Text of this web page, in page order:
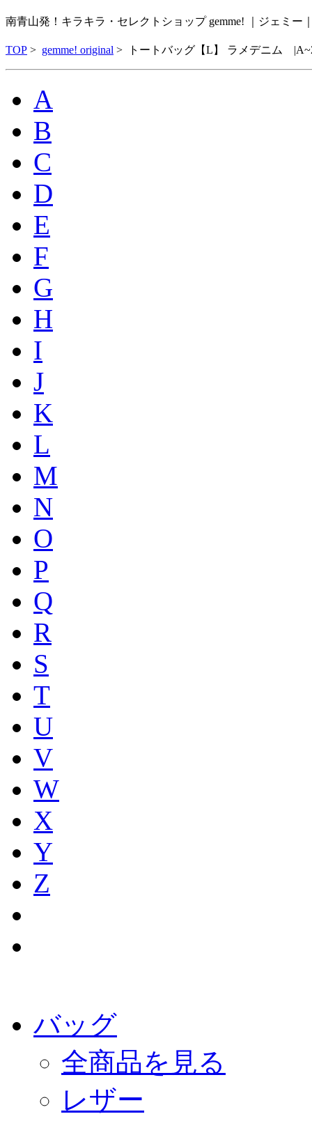
南青山発！キラキラ・セレクトショップ gemme! ｜ジェミー
TOP > gemme! original > トートバッグ【L】 ラメデニム
A
B
C
D
E
F
G
H
I
J
K
L
M
N
O
P
Q
R
S
T
U
V
W
X
Y
Z
バッグ
全商品を見る
レザー